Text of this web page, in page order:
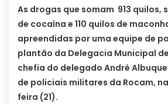
As drogas que somam 913 quilos,
de cocaína e 110 quilos de
apreendidas por uma equipe de
plantão da Delegacia Municipal
chefia do delegado André
de policiais militares da Rocam,
feira (21).